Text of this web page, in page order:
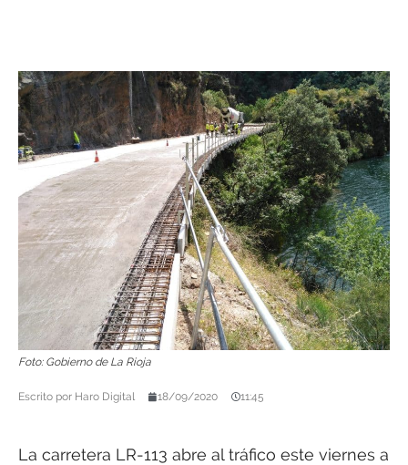
Foto: Gobierno de La Rioja
Escrito por Haro Digital 18/09/2020 11:45
La carretera LR-113 abre al tráfico este viernes a